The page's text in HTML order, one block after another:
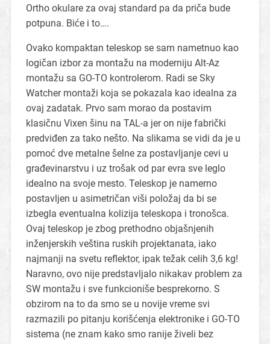
Ortho okulare za ovaj standard pa da priča bude
potpuna. Biće i to….
Ovako kompaktan teleskop se sam nametnuo kao
logičan izbor za montažu na moderniju Alt-Az
montažu sa GO-TO kontrolerom. Radi se Sky
Watcher montaži koja se pokazala kao idealna za
ovaj zadatak. Prvo sam morao da postavim
klasičnu Vixen šinu na TAL-a jer on nije fabrički
predviđen za tako nešto. Na slikama se vidi da je u
pomoć dve metalne šelne za postavljanje cevi u
građevinarstvu i uz trošak od par evra sve leglo
idealno na svoje mesto. Teleskop je namerno
postavljen u asimetričan viši položaj da bi se
izbegla eventualna kolizija teleskopa i tronošca.
Ovaj teleskop je zbog prethodno objašnjenih
inženjerskih veština ruskih projektanata, iako
najmanji na svetu reflektor, ipak težak celih 3,6 kg!
Naravno, ovo nije predstavljalo nikakav problem za
SW montažu i sve funkcioniše besprekorno. S
obzirom na to da smo se u novije vreme svi
razmazili po pitanju korišćenja elektronike i GO-TO
sistema (ne znam kako smo ranije živeli bez